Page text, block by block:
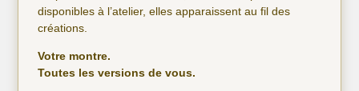
disponibles à l’atelier, elles apparaissent au fil des
créations.
Votre montre.
Toutes les versions de vous.